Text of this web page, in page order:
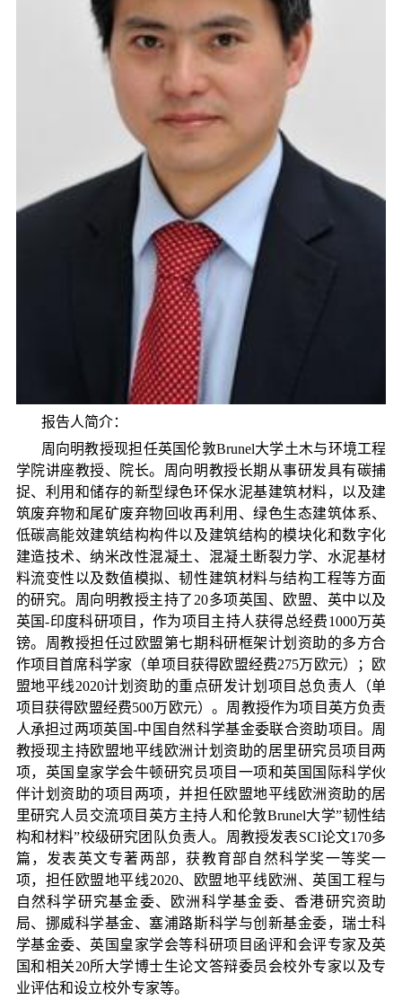
报告人简介：
周向明教授现担任英国伦敦Brunel大学土木与环境工程
学院讲座教授、院长。周向明教授长期从事研发具有碳捕
捉、利用和储存的新型绿色环保水泥基建筑材料，以及建
筑废弃物和尾矿废弃物回收再利用、绿色生态建筑体系、
低碳高能效建筑结构构件以及建筑结构的模块化和数字化
建造技术、纳米改性混凝土、混凝土断裂力学、水泥基材
料流变性以及数值模拟、韧性建筑材料与结构工程等方面
的研究。周向明教授主持了 20多项英国、欧盟、英中以及
英国-印度科研项目，作为项目主持人获得总经费1000万英
镑。周教授担任过欧盟第七期科研框架计划资助的多方合
作项目首席科学家（单项目获得欧盟经费275万欧元）；欧
盟地平线2020计划资助的重点研发计划项目总负责人（单
项目获得欧盟经费500万欧元）。周教授作为项目英方负责
人承担过两项英国-中国自然科学基金委联合资助项目。周
教授现主持欧盟地平线欧洲计划资助的居里研究员项目两
项，英国皇家学会牛顿研究员项目一项和英国国际科学伙
伴计划资助的项目两项，并担任欧盟地平线欧洲资助的居
里研究人员交流项目英方主持人和伦敦Brunel大学”韧性结
构和材料”校级研究团队负责人。周教授发表SCI论文170多
篇，发表英文专著两部，获教育部自然科学奖一等奖一
项，担任欧盟地平线2020、欧盟地平线欧洲、英国工程与
自然科学研究基金委、欧洲科学基金委、香港研究资助
局、挪威科学基金、塞浦路斯科学与创新基金委，瑞士科
学基金委、英国皇家学会等科研项目函评和会评专家及英
国和相关20所大学博士生论文答辩委员会校外专家以及专
业评估和设立校外专家等。